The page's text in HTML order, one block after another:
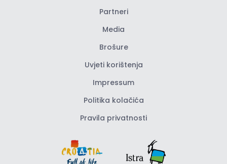
Partneri
Media
Brošure
Uvjeti korištenja
Impressum
Politika kolačića
Pravila privatnosti